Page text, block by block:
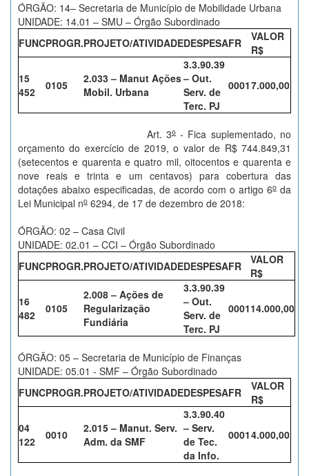
ÓRGÃO: 14– Secretaria de Município de Mobilidade Urbana
UNIDADE: 14.01 – SMU – Órgão Subordinado
FUNCPROGR.PROJETO/ATIVIDADEDESPESAFR
VALOR
R$
15
452
0105
2.033 – Manut Ações
Mobil. Urbana
3.3.90.39
– Out.
Serv. de
Terc. PJ
00017.000,00
Art. 3o- Fica suplementado, no
orçamento do exercício de 2019, o valor de R$ 744.849,31
(setecentos e quarenta e quatro mil, oitocentos e quarenta e
nove reais e trinta e um centavos) para cobertura das
dotações abaixo especificadas, de acordo com o artigo 6o da
Lei Municipal no 6294, de 17 de dezembro de 2018:
ÓRGÃO: 02 – Casa Civil
UNIDADE: 02.01 – CCI – Órgão Subordinado
FUNCPROGR.PROJETO/ATIVIDADEDESPESAFR
VALOR
R$
16
482
0105
2.008 – Ações de
Regularização
Fundiária
3.3.90.39
– Out.
Serv. de
Terc. PJ
000114.000,00
ÓRGÃO: 05 – Secretaria de Município de Finanças
UNIDADE: 05.01 - SMF – Órgão Subordinado
FUNCPROGR.PROJETO/ATIVIDADEDESPESAFR
VALOR
R$
04
122
0010
2.015 – Manut. Serv.
Adm. da SMF
3.3.90.40
– Serv.
de Tec.
da Info.
00014.000,00